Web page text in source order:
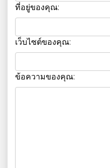
ที่อยู่ของคุณ:
เว็บไซต์ของคุณ:
ข้อความของคุณ: